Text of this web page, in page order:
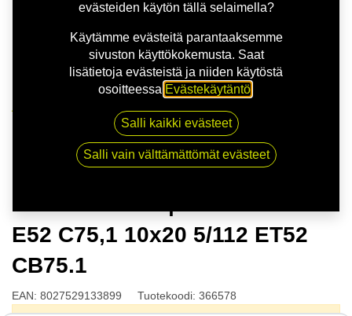
OZ HYPER GT | 10X20 5-112 E52 C75,1 10x20 5/112
ET52 CB75.1
E52 C75,1 10x20 5/112 ET52
CB75.1
EAN: 8027529133899 Tuotekoodi: 366578
evästeiden käytön tällä selaimella?
Käytämme evästeitä parantaaksemme
sivuston käyttökokemusta. Saat
lisätietoja evästeistä ja niiden käytöstä
osoitteessa Evästekäytäntö
Salli kaikki evästeet
Salli vain välttämättömät evästeet